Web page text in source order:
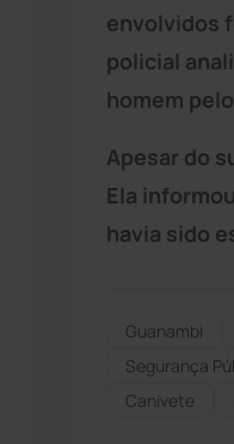
envolvidos
policial
homem
Apesar do
Ela
havia sido
Guanambi
Segurança
Canivete